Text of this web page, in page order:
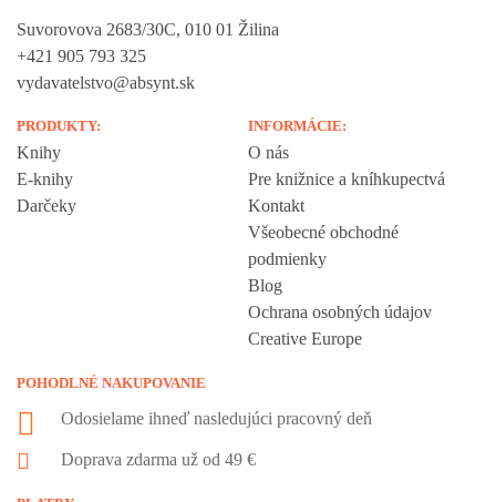
Suvorovova 2683/30C, 010 01 Žilina
+421 905 793 325
vydavatelstvo@absynt.sk
PRODUKTY:
Knihy
E-knihy
Darčeky
INFORMÁCIE:
O nás
Pre knižnice a kníhkupectvá
Kontakt
Všeobecné obchodné
podmienky
Blog
Ochrana osobných údajov
Creative Europe
POHODLNÉ NAKUPOVANIE
Odosielame ihneď nasledujúci pracovný deň
Doprava zdarma už od 49 €